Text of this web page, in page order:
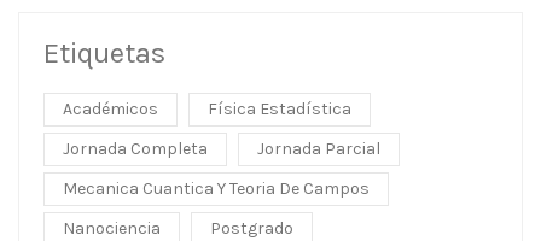
Etiquetas
Académicos
Física Estadística
Jornada Completa
Jornada Parcial
Mecanica Cuantica Y Teoria De Campos
Nanociencia
Postgrado